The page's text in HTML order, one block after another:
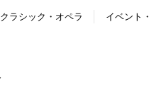
クラシック・オペラ イベント